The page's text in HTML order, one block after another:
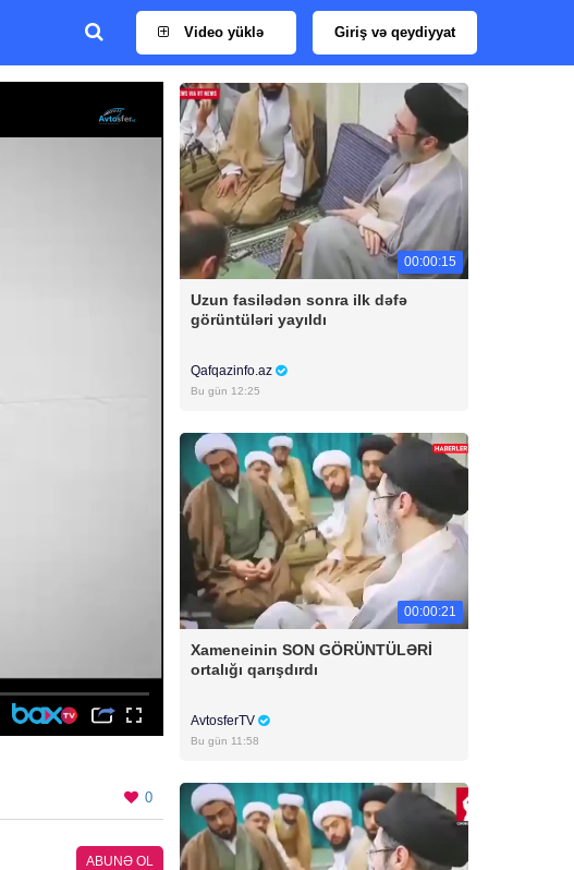
Video yüklə Giriş və qeydiyyat
0
ABUNƏ OL
00:00:15
Uzun fasilədən sonra ilk dəfə
görüntüləri yayıldı
Qafqazinfo.az
Bu gün 12:25
00:00:21
Xameneinin SON GÖRÜNTÜLƏRİ
ortalığı qarışdırdı
AvtosferTV
Bu gün 11:58